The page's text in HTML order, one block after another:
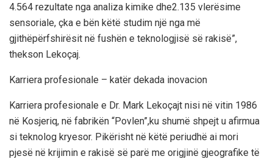
4.564 rezultate nga analiza kimike dhe2.135 vlerësime
sensoriale, çka e bën këtë studim një nga më
gjithëpërfshirësit në fushën e teknologjisë së rakisë”,
thekson Lekoçaj.
Karriera profesionale – katër dekada inovacion
Karriera profesionale e Dr. Mark Lekoçajt nisi në vitin 1986
në Kosjeriq, në fabrikën “Povlen”,ku shumë shpejt u afirmua
si teknolog kryesor. Pikërisht në këtë periudhë ai mori
pjesë në krijimin e rakisë së parë me origjinë gjeografike të